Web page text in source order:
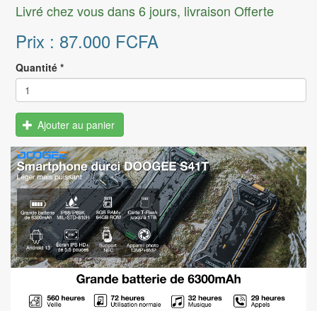
Livré chez vous dans 6 jours, livraison Offerte
Prix : 87.000 FCFA
Quantité *
Ajouter au panier